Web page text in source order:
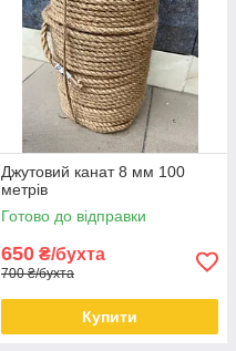
Джутовий канат 8 мм 100
метрів
Готово до відправки
650 ₴/бухта
700 ₴/бухта
Купити